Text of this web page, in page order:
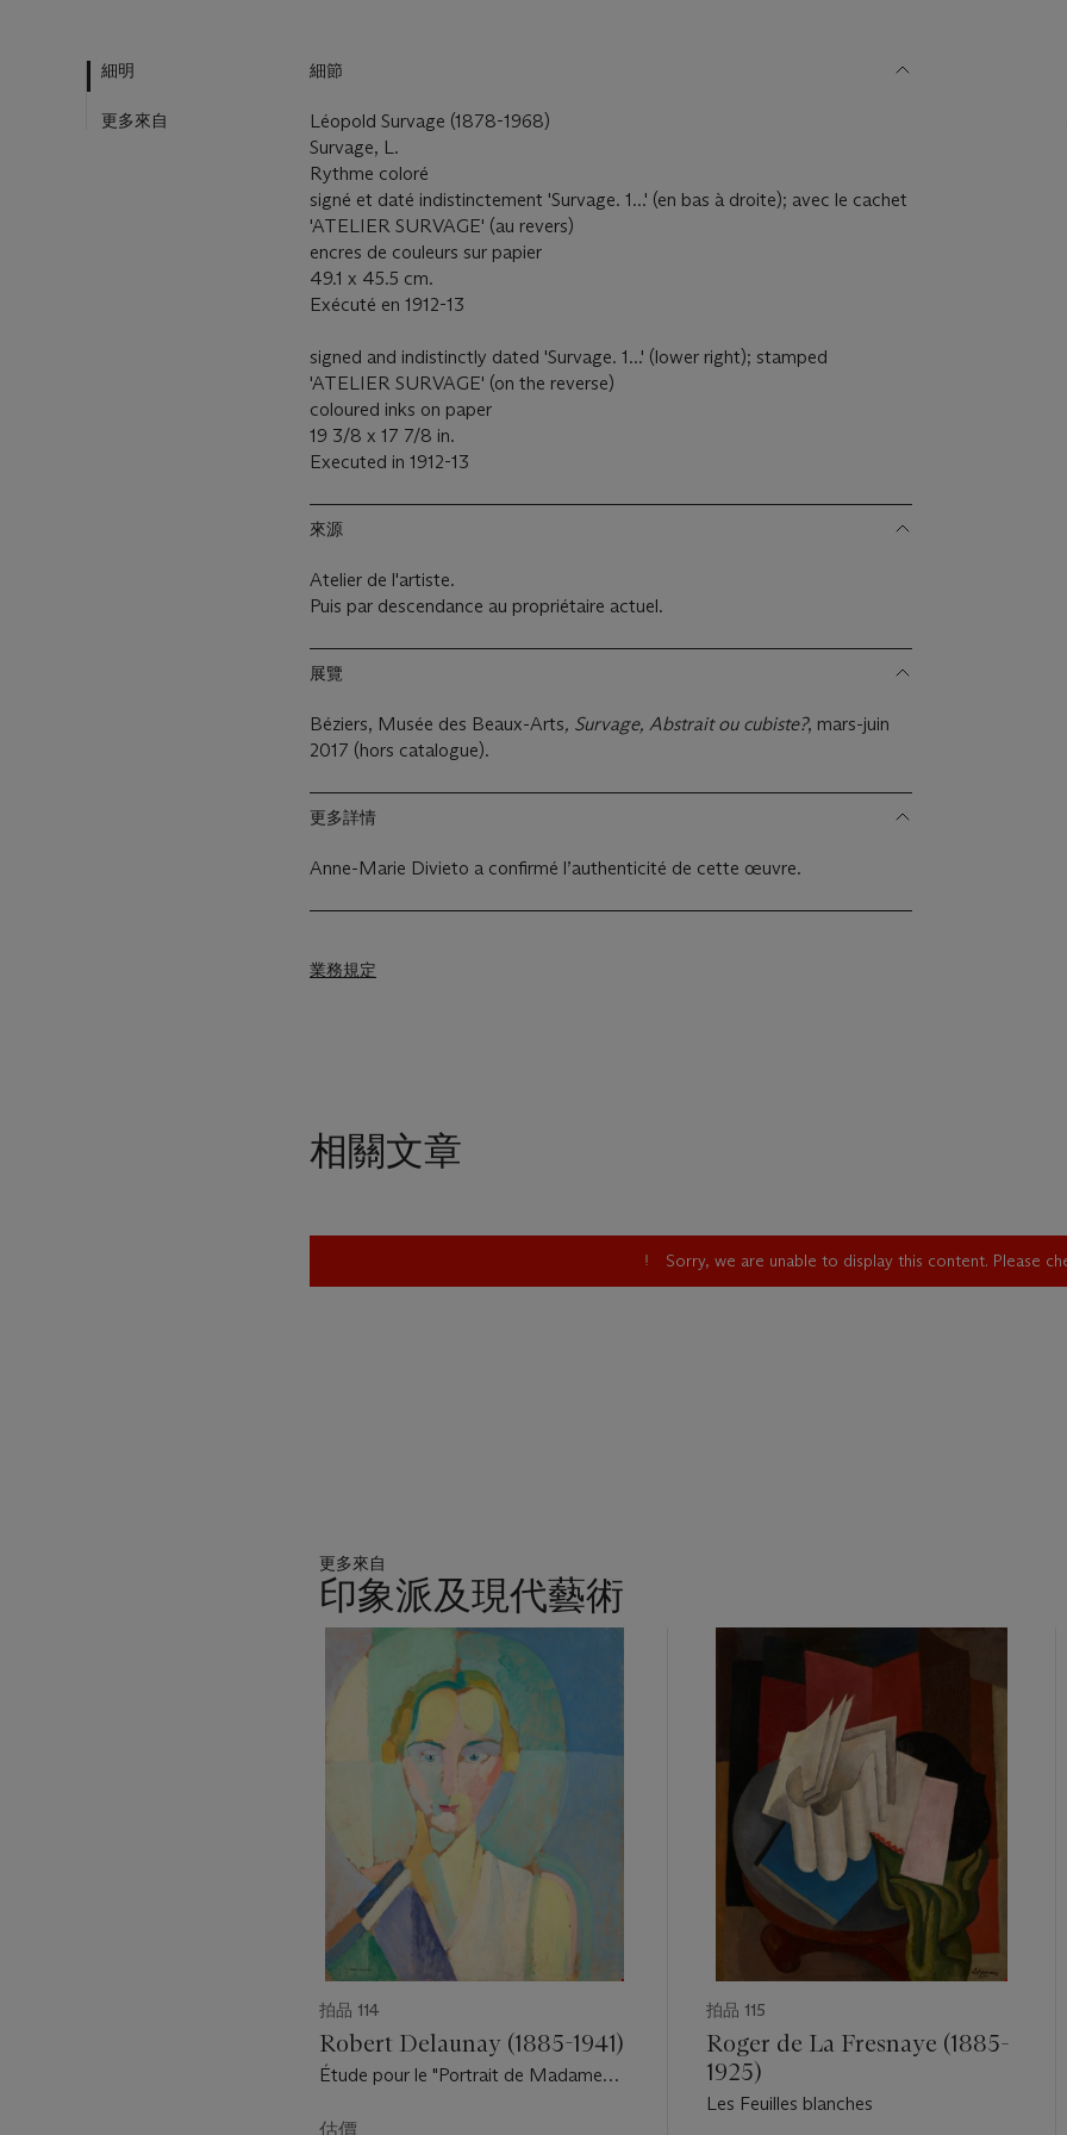
細明
更多來自
細節
Léopold Survage (1878-1968)
Survage, L.
Rythme coloré
signé et daté indistinctement 'Survage. 1...' (en bas à droite); avec le cachet
'ATELIER SURVAGE' (au revers)
encres de couleurs sur papier
49.1 x 45.5 cm.
Exécuté en 1912-13
signed and indistinctly dated 'Survage. 1...' (lower right); stamped
'ATELIER SURVAGE' (on the reverse)
coloured inks on paper
19 3/8 x 17 7/8 in.
Executed in 1912-13
來源
Atelier de l'artiste.
Puis par descendance au propriétaire actuel.
展覽
Béziers, Musée des Beaux-Arts, Survage, Abstrait ou cubiste?, mars-juin
2017 (hors catalogue).
更多詳情
Anne-Marie Divieto a confirmé l’authenticité de cette œuvre.
業務規定
相關文章
Sorry, we are unable to display this content. Please
更多來自
印象派及現代藝術
拍品 114
Robert Delaunay (1885-1941)
Étude pour le "Portrait de Madame
估價
拍品 115
Roger de La Fresnaye (1885-
1925)
Les Feuilles blanches